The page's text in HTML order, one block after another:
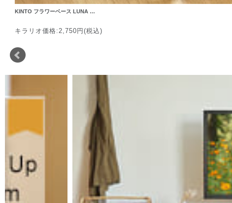
KINTO フラワーベース LUNA …
キラリオ価格:2,750円(税込)